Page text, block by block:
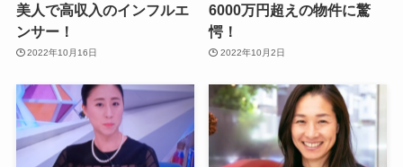
美人で高収入のインフルエ
ンサー！
2022年10月16日
6000万円超えの物件に驚
愕！
2022年10月2日